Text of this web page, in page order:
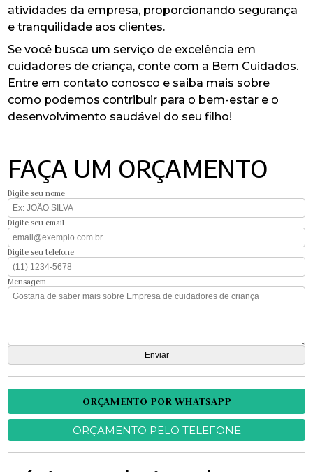
atividades da empresa, proporcionando segurança
e tranquilidade aos clientes.
Se você busca um serviço de excelência em
cuidadores de criança, conte com a Bem Cuidados.
Entre em contato conosco e saiba mais sobre
como podemos contribuir para o bem-estar e o
desenvolvimento saudável do seu filho!
FAÇA UM ORÇAMENTO
Digite seu nome
Digite seu email
Digite seu telefone
Mensagem
ORÇAMENTO POR WHATSAPP
ORÇAMENTO PELO TELEFONE